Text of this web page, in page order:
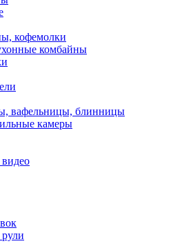
кофемолки
комбайны
вафельницы, блинницы
камеры